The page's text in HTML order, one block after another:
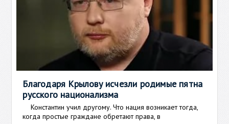
Благодаря Крылову исчезли родимые пятна
русского национализма
Константин учил другому. Что нация возникает тогда,
когда простые граждане обретают права, в